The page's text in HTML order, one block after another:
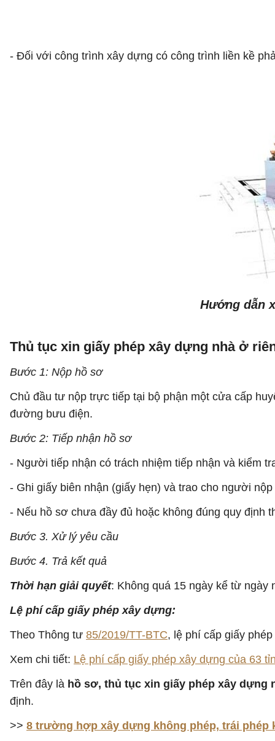
- Đối với công trình xây dựng có công trình liền kề
Hướng dẫn
Thủ tục xin giấy phép xây dựng nhà ở
Bước 1: Nộp hồ sơ
Chủ đầu tư nộp trực tiếp tại bộ phận một cửa cấp
đường bưu điện.
Bước 2: Tiếp nhận hồ sơ
- Người tiếp nhận có trách nhiệm tiếp nhận và kiểm
- Ghi giấy biên nhận (giấy hẹn) và trao cho người
- Nếu hồ sơ chưa đầy đủ hoặc không đúng quy định
Bước 3. Xử lý yêu cầu
Bước 4. Trả kết quả
Thời hạn giải quyết: Không quá 15 ngày kể từ ngày
Lệ phí cấp giấy phép xây dựng:
Theo Thông tư 85/2019/TT-BTC, lệ phí cấp giấy
Xem chi tiết: Lệ phí cấp giấy phép xây dựng của 63
Trên đây là hồ sơ, thủ tục xin giấy phép xây dựng
định.
>> 8 trường hợp xây dựng không phép, trái phép